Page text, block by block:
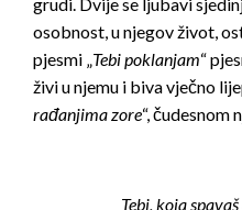
osobnost, u njegov život,
pjesmi „Tebi poklanjam“
živi u njemu i biva vječno
rađanjima zore“, čudesnom
Tebi, koja